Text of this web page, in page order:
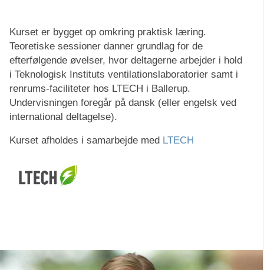
Kurset er bygget op omkring praktisk læring.
Teoretiske sessioner danner grundlag for de
efterfølgende øvelser, hvor deltagerne arbejder i hold
i Teknologisk Instituts ventilationslaboratorier samt i
renrums-faciliteter hos LTECH i Ballerup.
Undervisningen foregår på dansk (eller engelsk ved
international deltagelse).
Kurset afholdes i samarbejde med LTECH